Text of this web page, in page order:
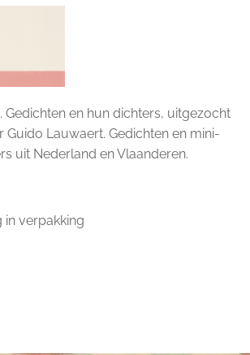
Gedichten en hun dichters, uitgezocht
Lauwaert. Gedichten en mini-
uit Nederland en Vlaanderen.
in verpakking